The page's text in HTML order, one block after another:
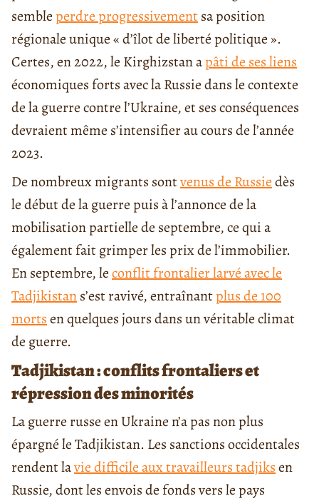
sembleperdre progressivementsa position
régionale unique « d’îlot de liberté politique ».
Certes, en 2022, le Kirghizstan apâti de ses liens
économiques forts avec la Russie dans le contexte
de la guerre contre l’Ukraine, et ses conséquences
devraient même s’intensifier au cours de l’année
2023.
De nombreux migrants sontvenus de Russiedès
le début de la guerre puis à l’annonce de la
mobilisation partielle de septembre, ce qui a
également fait grimper les prix de l’immobilier.
En septembre, leconflit frontalier larvé avec le
Tadjikistans’est ravivé, entraînantplus de 100
mortsen quelques jours dans un véritable climat
de guerre.
Tadjikistan : conflits frontaliers et
répression des minorités
La guerre russe en Ukraine n’a pas non plus
épargné le Tadjikistan. Les sanctions occidentales
rendent lavie difficile aux travailleurs tadjiksen
Russie, dont les envois de fonds vers le pays